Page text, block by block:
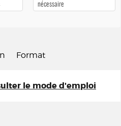
nécessaire
Format
le mode d'emploi